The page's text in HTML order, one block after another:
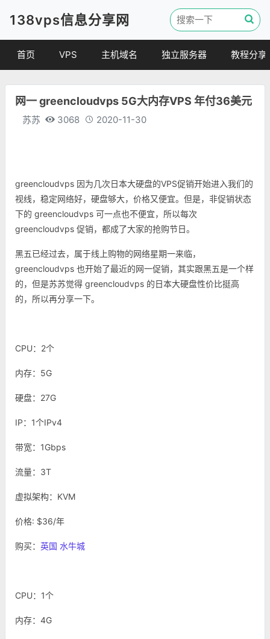
138vps信息分享网
首页 VPS
便宜VPS
VPS评测
主机域名
虚拟主机
独立服务器 教程分享
建站教程
网一 greencloudvps 5G大内存VPS 年付36美元
苏苏 3068 2020-11-30
greencloudvps 因为几次日本大硬盘的VPS促销开始进入我们的
视线，稳定网络好，硬盘够大，价格又便宜。但是，非促销状态
下的 greencloudvps 可一点也不便宜，所以每次
greencloudvps 促销，都成了大家的抢购节日。
黑五已经过去，属于线上购物的网络星期一来临，
greencloudvps 也开始了最近的网一促销，其实跟黑五是一个样
的，但是苏苏觉得 greencloudvps 的日本大硬盘性价比挺高
的，所以再分享一下。
CPU：2个
内存：5G
硬盘：27G
IP：1个IPv4
带宽：1Gbps
流量：3T
虚拟架构：KVM
价格: $36/年
购买： 英国 水牛城
CPU：1个
内存：4G